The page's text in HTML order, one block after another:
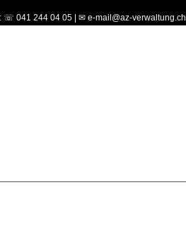
☏ 041 244 04 05 | ✉ e-mail@az-verwaltung.ch